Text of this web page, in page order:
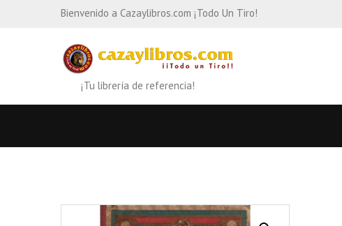
Bienvenido a Cazaylibros.com ¡Todo Un Tiro!
¡Tu librería de referencia!